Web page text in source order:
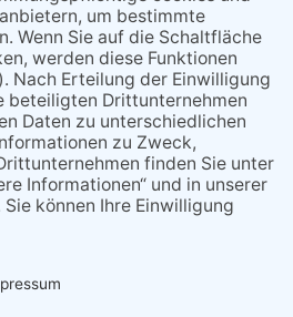
Regelmäßige
Veranstaltungen
Ring ring!
13. Folk- & Bluesfestival
kehrt zurück zu seinen
Wurzeln
Regelmäßige
Veranstaltungen